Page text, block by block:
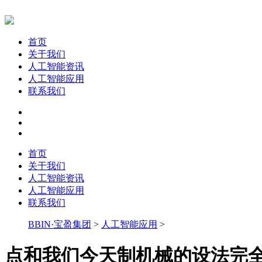
首页
关于我们
人工智能资讯
人工智能应用
联系我们
首页
关于我们
人工智能资讯
人工智能应用
联系我们
BBIN·宝盈集团 > 人工智能应用 >
点和我们今天制机械的设法完